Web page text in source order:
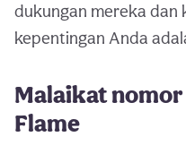
dukungan mereka dan
kepentingan Anda
Malaikat nomor
Flame